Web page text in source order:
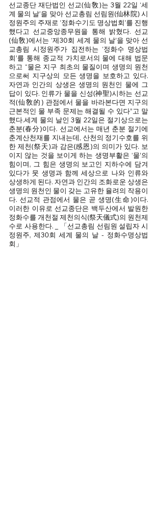
선교종단 재단법인 선교(仙敎)는 3월 22일 ‘세
계 물의 날’을 맞아 선교총림 선림원(仙林院) 시
정원주의 주재로 ‘정화수기도 명상법회’를 진행
했다고 선교중앙종무원을 통해 밝혔다. 선교
(仙敎)에서는 ‘제30회 세계 물의 날’을 맞아 선
교총림 시정원주가 집전하는 ‘정화수 명상법
회’를 통해 종교적 가치로서의 물에 대해 법문
하고 “물은 지구 최초의 물질이며 생명의 원천
으로써 지구상의 모든 생명을 보호하고 있다.
자연과 인간의 상생은 생명의 원천인 물에 그
답이 있다. 인류가 물을 신성(神聖)시하는 선교
적(仙敎的) 관점에서 물을 바라본다면 지구의
근본적인 물 부족 문제는 해결될 수 있다”고 말
했다.세계 물의 날인 3월 22일은 절기상으로는
춘분(春分)이다. 선교에서는 매년 춘분 절기에
춘계산천재를 지내는데, 산천의 정기수호를 위
한 제천(祭天)과 감은(感恩)의 의미가 있다. 보
이지 않는 것을 보이게 하는 생명부활은 ‘물’의
힘이며, 그 힘은 생명의 보고인 지하수에 담겨
있다가 뭇 생명과 함께 세상으로 나와 인류와
상생하게 된다. 자연과 인간의 조화로운 상생은
생명의 원천인 물이 갖는 고유한 율려의 작용이
다. 선교적 관점에서 물은 곧 생명(生命)이다.
이러한 이유로 선교종단은 백두산에서 발원한
정화수를 개천절 제천의식(祭天儀式)의 원천제
수로 사용한다. _ 「선교총림 선림원 설립자 시
정원주, 제30회 세계 물의 날 - 정화수명상법
회」